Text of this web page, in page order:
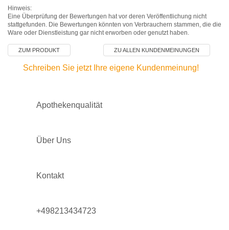
Hinweis:
Eine Überprüfung der Bewertungen hat vor deren Veröffentlichung nicht
stattgefunden. Die Bewertungen könnten von Verbrauchern stammen, die die
Ware oder Dienstleistung gar nicht erworben oder genutzt haben.
ZUM PRODUKT ZU ALLEN KUNDENMEINUNGEN
Schreiben Sie jetzt Ihre eigene Kundenmeinung!
Apothekenqualität
Über Uns
Kontakt
+498213434723